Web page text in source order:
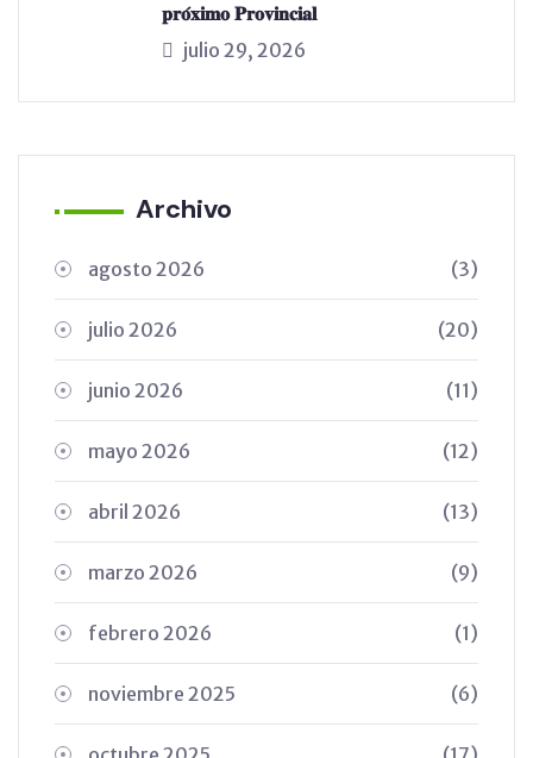
𝐩𝐫𝐨́𝐱𝐢𝐦𝐨 𝐏𝐫𝐨𝐯𝐢𝐧𝐜𝐢𝐚𝐥
julio 29, 2026
Archivo
agosto 2026 (3)
julio 2026 (20)
junio 2026 (11)
mayo 2026 (12)
abril 2026 (13)
marzo 2026 (9)
febrero 2026 (1)
noviembre 2025 (6)